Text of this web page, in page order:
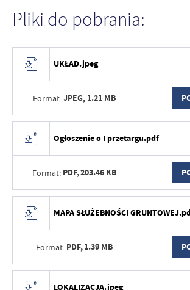
Pliki do pobrania:
UKŁAD.jpeg
Format:JPEG, 1.21 MB
Ogłoszenie o I przetargu.pdf
Format: PDF,203.46 KB
MAPA SŁUŻEBNOŚCI
Format: PDF,1.39 MB
LOKALIZACJA.jpeg